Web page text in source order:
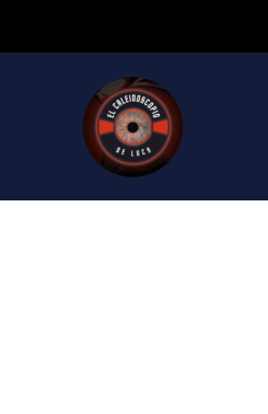
contenido